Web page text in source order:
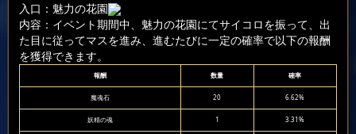
入口：魅力の花園
内容：イベント期間中、魅力の花園にてサイコロを振って、出
た目に従ってマスを進み、進むたびに一定の確率で以下の報酬
を獲得できます。
報酬 数量 確率
魔魂石 20 6.62%
妖精の魂 1 3.31%